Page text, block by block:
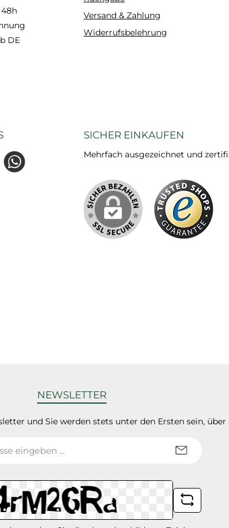
DE
Versand & Zahlung
Widerrufsbelehrung
WhatsApp
SICHER EINKAUFEN
Mehrfach ausgezeichnet und
NEWSLETTER
und Sie werden stets unter den Ersten sein,